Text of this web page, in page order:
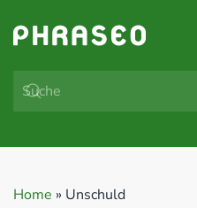
Zum Hauptinhalt springen
Home » Unschuld